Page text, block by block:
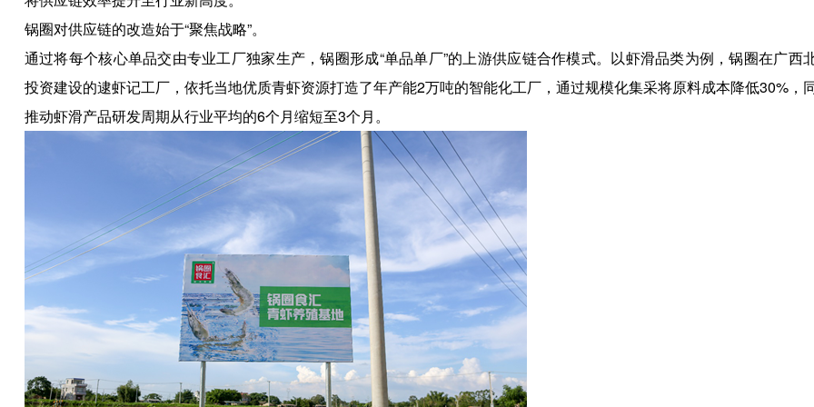
锅圈对供应链的改造始于“聚焦战略”。
通过将每个核心单品交由专业工厂独家生产，锅圈形成“单品单厂”的上游供应链合作模式。以虾滑品类为例，锅圈在广西
投资建设的逮虾记工厂，依托当地优质青虾资源打造了年产能2万吨的智能化工厂，通过规模化集采将原料成本降低30%，
推动虾滑产品研发周期从行业平均的6个月缩短至3个月。